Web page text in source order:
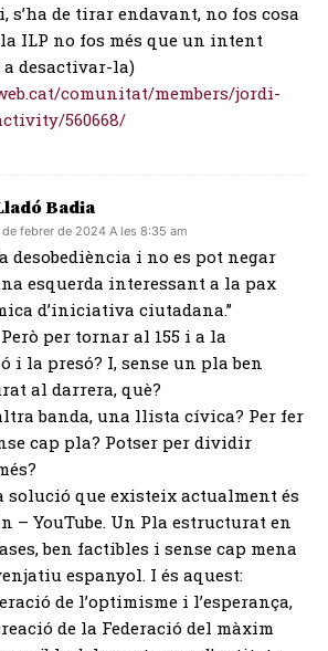
s’ha de tirar endavant, no fos cosa
la ILP no fos més que un intent
a desactivar-la)
comunitat/members/jordi-
560668/
Badia
febrer de 2024 A les 8:35 am
desobediència i no es pot negar
esquerda interessant a la pax
d’iniciativa ciutadana.”
Però per tornar al 155 i a la
i la presó? I, sense un pla ben
al darrera, què?
banda, una llista cívica? Per fer
cap pla? Potser per dividir
solució que existeix actualment és
– YouTube. Un Pla estructurat en
ben factibles i sense cap mena
espanyol. I és aquest:
de l’optimisme i l’esperança,
de la Federació del màxim